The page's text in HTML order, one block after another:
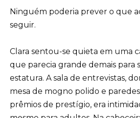
Ninguém poderia prever o que
seguir.
Clara sentou-se quieta em uma
que parecia grande demais para
estatura. A sala de entrevistas,
mesa de mogno polido e
prêmios de prestígio, era